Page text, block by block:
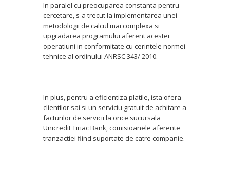
In paralel cu preocuparea constanta pentru
cercetare, s-a trecut la implementarea unei
metodologii de calcul mai complexa si
upgradarea programului aferent acestei
operatiuni in conformitate cu cerintele normei
tehnice al ordinului ANRSC 343/ 2010.
In plus, pentru a eficientiza platile, ista ofera
clientilor sai si un serviciu gratuit de achitare a
facturilor de servicii la orice sucursala
Unicredit Tiriac Bank, comisioanele aferente
tranzactiei fiind suportate de catre companie.